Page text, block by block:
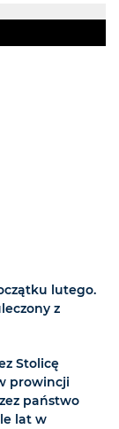
lutego.
z
Stolicę
prowincji
państwo
lat w